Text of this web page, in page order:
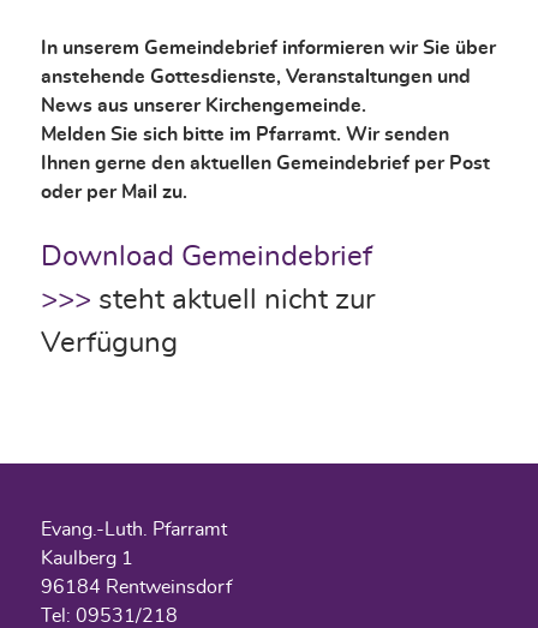
In unserem Gemeindebrief informieren wir Sie über
anstehende Gottesdienste, Veranstaltungen und
News aus unserer Kirchengemeinde.
Melden Sie sich bitte im Pfarramt. Wir senden
Ihnen gerne den aktuellen Gemeindebrief per Post
oder per Mail zu.
Download Gemeindebrief
>>> steht aktuell nicht zur
Verfügung
Evang.-Luth. Pfarramt
Kaulberg 1
96184 Rentweinsdorf
Tel: 09531/218